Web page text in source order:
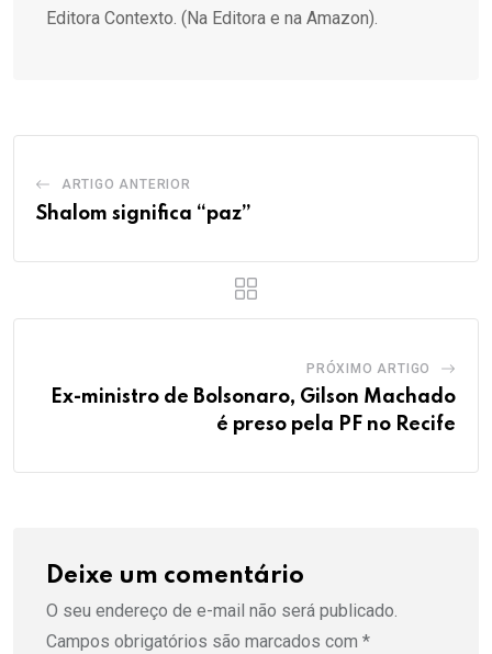
Editora Contexto. (Na Editora e na Amazon).
ARTIGO ANTERIOR
Shalom significa “paz”
PRÓXIMO ARTIGO
Ex-ministro de Bolsonaro, Gilson Machado
é preso pela PF no Recife
Deixe um comentário
O seu endereço de e-mail não será publicado.
Campos obrigatórios são marcados com *